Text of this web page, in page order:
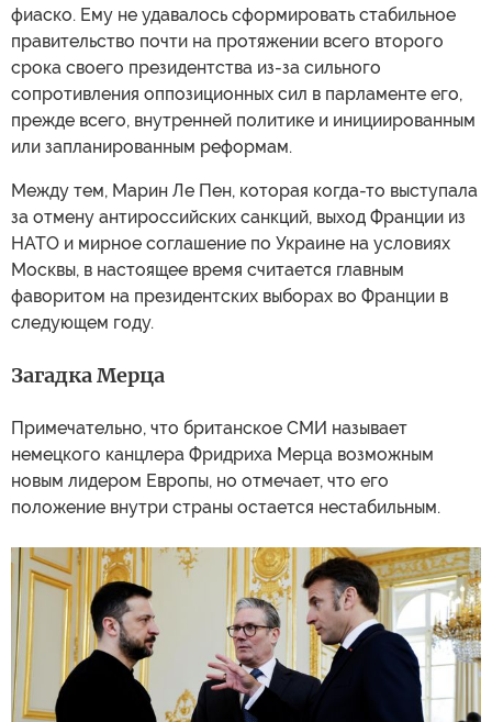
фиаско. Ему не удавалось сформировать стабильное
правительство почти на протяжении всего второго
срока своего президентства из-за сильного
сопротивления оппозиционных сил в парламенте его,
прежде всего, внутренней политике и инициированным
или запланированным реформам.
Между тем, Марин Ле Пен, которая когда-то выступала
за отмену антироссийских санкций, выход Франции из
НАТО и мирное соглашение по Украине на условиях
Москвы, в настоящее время считается главным
фаворитом на президентских выборах во Франции в
следующем году.
Загадка Мерца
Примечательно, что британское СМИ называет
немецкого канцлера Фридриха Мерца возможным
новым лидером Европы, но отмечает, что его
положение внутри страны остается нестабильным.